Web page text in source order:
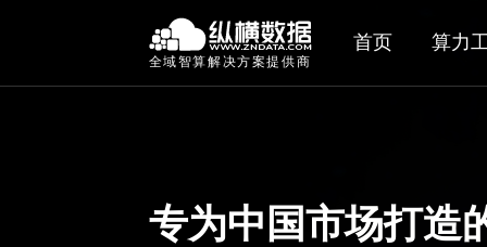
全域智算解决方案提供商
首页 算力
专为中国市场打造